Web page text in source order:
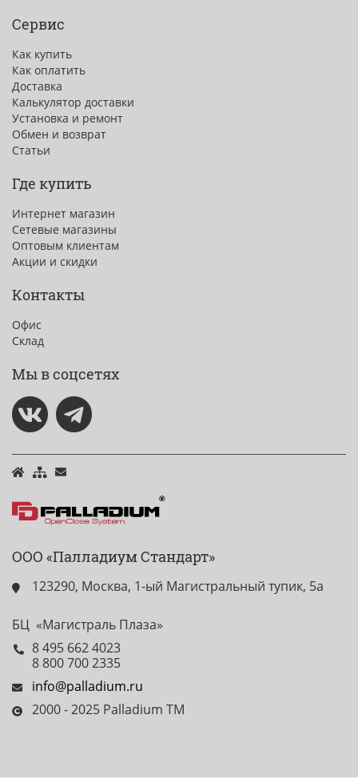
Сервис
Как купить
Как оплатить
Доставка
Калькулятор доставки
Установка и ремонт
Обмен и возврат
Статьи
Где купить
Интернет магазин
Сетевые магазины
Оптовым клиентам
Акции и скидки
Контакты
Офис
Склад
Мы в соцсетях
ООО «Палладиум Стандарт»
123290, Москва, 1-ый Магистральный тупик, 5а
БЦ «Магистраль Плаза»
8 495 662 4023
8 800 700 2335
info@palladium.ru
2000 - 2025 Palladium TM